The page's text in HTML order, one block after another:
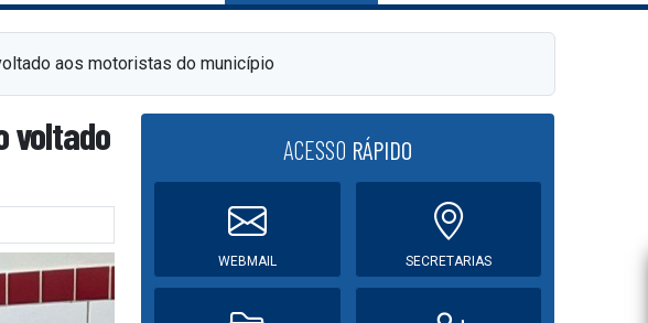
aos motoristas do município
voltado
ACESSO RÁPIDO
WEBMAIL SECRETARIAS